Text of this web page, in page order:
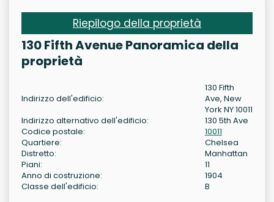
Riepilogo della proprietà
130 Fifth Avenue Panoramica della
proprietà
Indirizzo dell'edificio:
130 Fifth
Ave, New
York NY 10011
Indirizzo alternativo dell'edificio:
130 5th Ave
Codice postale:
10011
Quartiere:
Chelsea
Distretto:
Manhattan
Piani:
11
Anno di costruzione:
1904
Classe dell'edificio:
B